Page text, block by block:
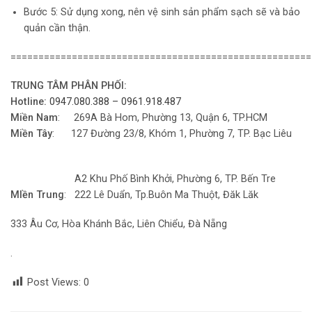
Bước 5: Sử dụng xong, nên vệ sinh sản phẩm sạch sẽ và bảo
quản cần thận.
TRUNG TÂM PHÂN PHỐI:
Hotline: 0947.080.388 – 0961.918.487
Miền Nam: 269A Bà Hom, Phường 13, Quận 6, TP.HCM
Miền Tây: 127 Đường 23/8, Khóm 1, Phường 7, TP. Bạc Liêu
A2 Khu Phố Bình Khởi, Phường 6, TP. Bến Tre
MIền Trung: 222 Lê Duẩn, Tp.Buôn Ma Thuột, Đăk Lăk
333 Âu Cơ, Hòa Khánh Bắc, Liên Chiểu, Đà Nẵng
.
Post Views: 0